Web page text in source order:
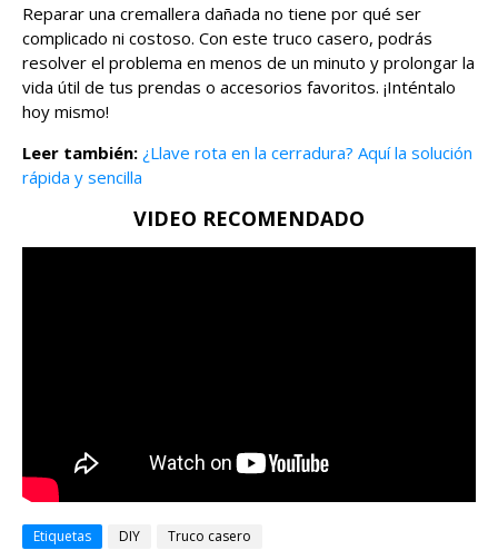
Reparar una cremallera dañada no tiene por qué ser
complicado ni costoso. Con este truco casero, podrás
resolver el problema en menos de un minuto y prolongar la
vida útil de tus prendas o accesorios favoritos. ¡Inténtalo
hoy mismo!
Leer también: ¿Llave rota en la cerradura? Aquí la solución
rápida y sencilla
VIDEO RECOMENDADO
Etiquetas DIY Truco casero